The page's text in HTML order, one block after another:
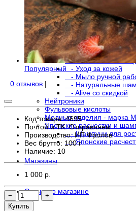
- В свечах
- Водорастворимая
- Крема
- Остальное
Травы и экстракты трав
Лечебные наборы
Красота, уход, гигиена+
- Гигиена полости
- Уход за кожей
- Мыло ручной
- Натуральные
- Alive со скидкой
Нейтроники
Фульвовые кислоты
Медные изделия - марка
Японские расчестки и
- Шампуни для
- Японские
Магазины
Отзывы о магазине
Популярный
0 отзывов |
Код товара: 4695
Почтой и ТК: Отправляем
Производство: ИП Фролов
Вес брутто: 100 г
Наличие: 10
1 000 р.
−
+
Купить